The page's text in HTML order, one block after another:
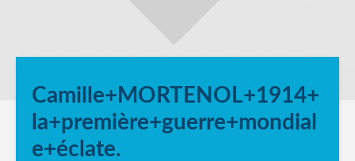
Camille+MORTENOL+1914+
la+première+guerre+mondial
e+éclate.